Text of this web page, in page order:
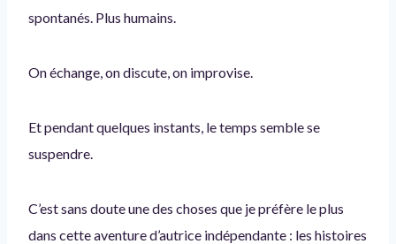
spontanés. Plus humains.
On échange, on discute, on improvise.
Et pendant quelques instants, le temps semble se
suspendre.
C’est sans doute une des choses que je préfère le plus
dans cette aventure d’autrice indépendante : les histoires